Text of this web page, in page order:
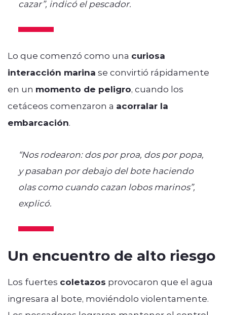
cazar”, indicó el pescador.
Lo que comenzó como una curiosa
interacción marina se convirtió rápidamente
en un momento de peligro, cuando los
cetáceos comenzaron a acorralar la
embarcación.
“Nos rodearon: dos por proa, dos por popa,
y pasaban por debajo del bote haciendo
olas como cuando cazan lobos marinos”,
explicó.
Un encuentro de alto riesgo
Los fuertes coletazos provocaron que el agua
ingresara al bote, moviéndolo violentamente.